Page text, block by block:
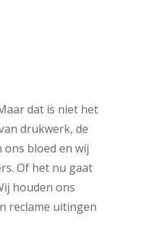
dat is niet het
drukwerk, de
bloed en wij
Of het nu gaat
houden ons
reclame uitingen